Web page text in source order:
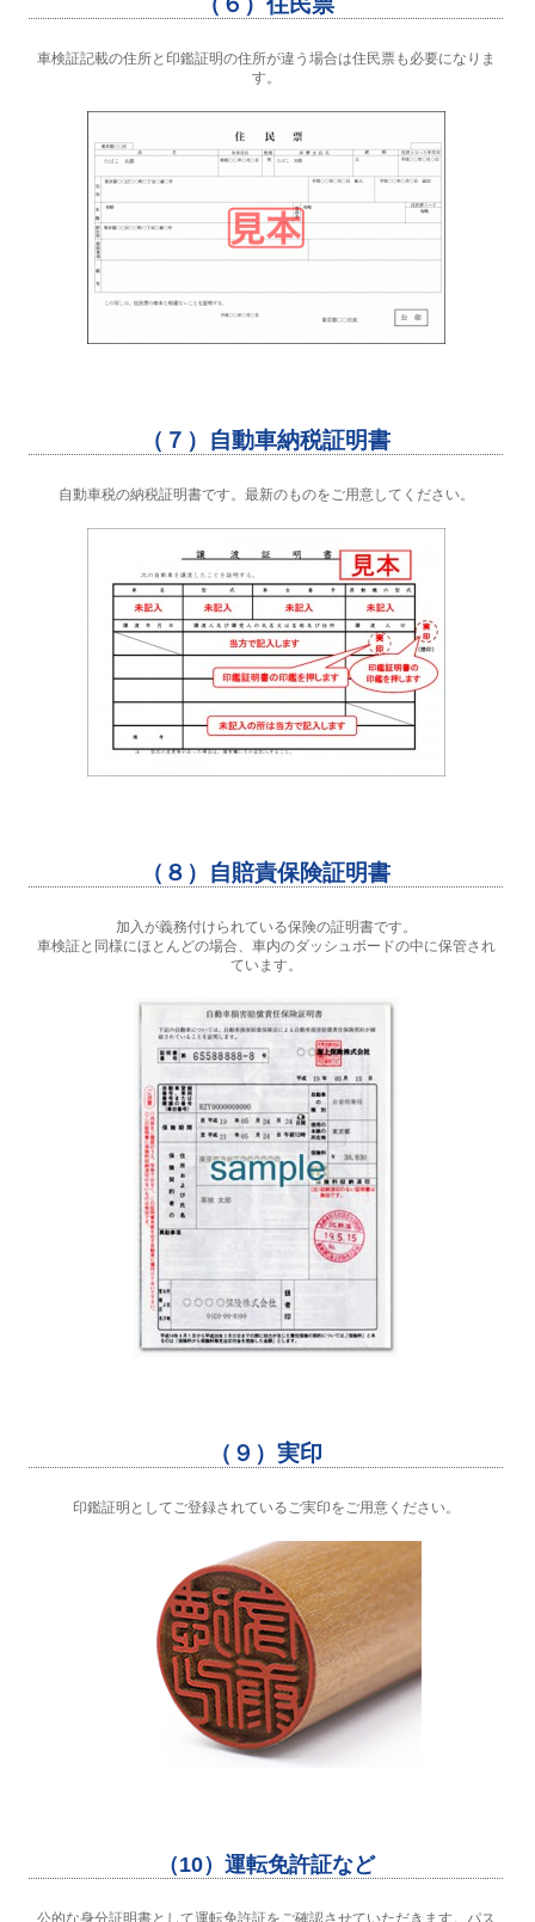
車検証記載の住所と印鑑証明の住所が違う場合は住民票も必要になりま
す。
（７）自動車納税証明書
自動車税の納税証明書です。最新のものをご用意してください。
（８）自賠責保険証明書
加入が義務付けられている保険の証明書です。
車検証と同様にほとんどの場合、車内のダッシュボードの中に保管され
ています。
（９）実印
印鑑証明としてご登録されているご実印をご用意ください。
（10）運転免許証など